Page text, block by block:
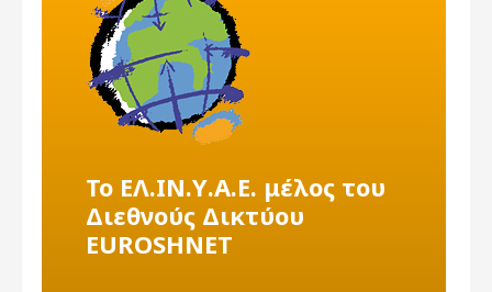
To ΕΛ.ΙΝ.Υ.Α.Ε. μέλος του
Διεθνούς Δικτύου
EUROSHNET